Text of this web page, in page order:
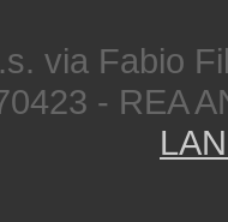
via Fabio
- REA